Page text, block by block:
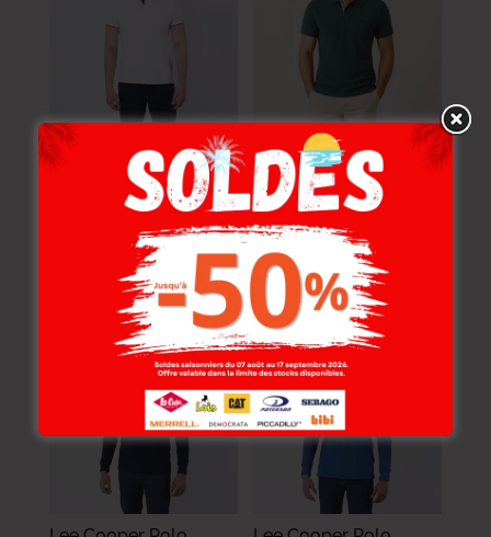
Lee Cooper Polo
Maille-01 Werside
Homme Nat.
Lee Cooper Polo
Maille-11 Werside
Homme Nat.
89.000 DT
71.200
-20% -20%